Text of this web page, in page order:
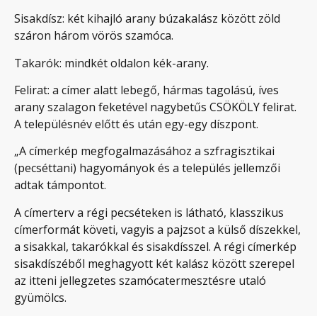
Sisakdísz: két kihajló arany búzakalász között zöld
száron három vörös szamóca.
Takarók: mindkét oldalon kék-arany.
Felirat: a címer alatt lebegő, hármas tagolású, íves
arany szalagon feketével nagybetűs CSÖKÖLY felirat.
A településnév előtt és után egy-egy díszpont.
„A címerkép megfogalmazásához a szfragisztikai
(pecséttani) hagyományok és a település jellemzői
adtak támpontot.
A címerterv a régi pecséteken is látható, klasszikus
címerformát követi, vagyis a pajzsot a külső díszekkel,
a sisakkal, takarókkal és sisakdísszel. A régi címerkép
sisakdíszéből meghagyott két kalász között szerepel
az itteni jellegzetes szamócatermesztésre utaló
gyümölcs.